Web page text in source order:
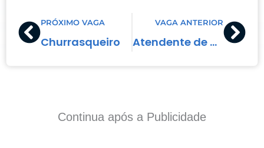
Prev
PRÓXIMO VAGA
Churrasqueiro
VAGA ANTERIOR
Atendente de Gráfica
Continua após a Publicidade